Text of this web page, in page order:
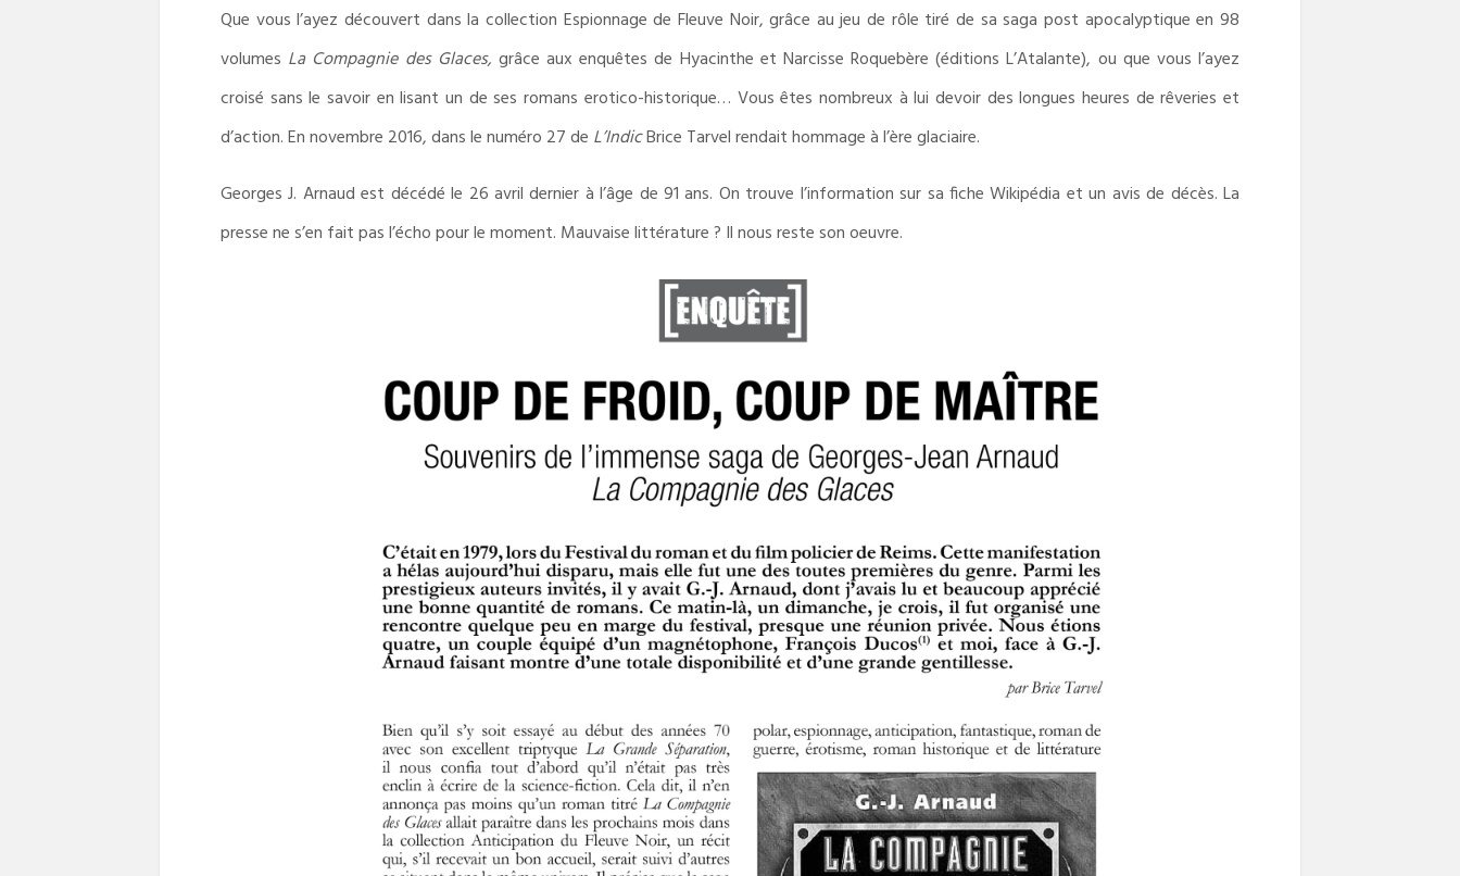
Que vous l’ayez découvert dans la collection Espionnage de Fleuve Noir, grâce au jeu de rôle tiré de sa saga post apocalyptique en 98
volumes La Compagnie des Glaces, grâce aux enquêtes de Hyacinthe et Narcisse Roquebère (éditions L’Atalante), ou que vous l’ayez
croisé sans le savoir en lisant un de ses romans erotico-historique… Vous êtes nombreux à lui devoir des longues heures de rêveries et
d’action. En novembre 2016, dans le numéro 27 de L’IndicBrice Tarvel rendait hommage à l’ère glaciaire.
Georges J. Arnaud est décédé le 26 avril dernier à l’âge de 91 ans. On trouve l’information sur sa fiche Wikipédia et un avis de décès. La
presse ne s’en fait pas l’écho pour le moment. Mauvaise littérature ? Il nous reste son oeuvre.